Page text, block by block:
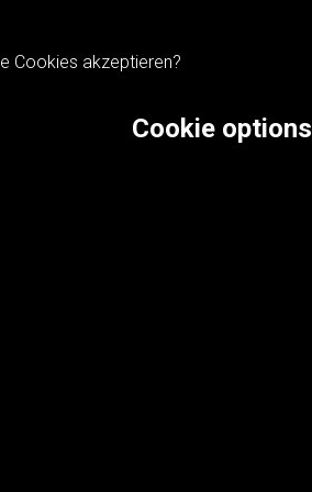
Cookies akzeptieren?
Cookie options